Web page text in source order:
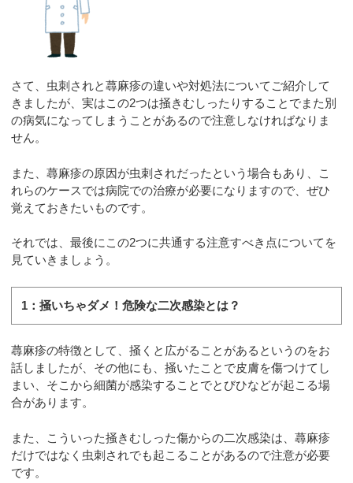
さて、虫刺されと蕁麻疹の違いや対処法についてご紹介して
きましたが、実はこの2つは掻きむしったりすることでまた別
の病気になってしまうことがあるので注意しなければなりま
せん。
また、蕁麻疹の原因が虫刺されだったという場合もあり、こ
れらのケースでは病院での治療が必要になりますので、ぜひ
覚えておきたいものです。
それでは、最後にこの2つに共通する注意すべき点についてを
見ていきましょう。
1：掻いちゃダメ！危険な二次感染とは？
蕁麻疹の特徴として、掻くと広がることがあるというのをお
話しましたが、その他にも、掻いたことで皮膚を傷つけてし
まい、そこから細菌が感染することでとびひなどが起こる場
合があります。
また、こういった掻きむしった傷からの二次感染は、蕁麻疹
だけではなく虫刺されでも起こることがあるので注意が必要
です。